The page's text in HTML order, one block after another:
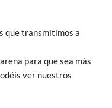
que transmitimos a
para que sea más
ver nuestros